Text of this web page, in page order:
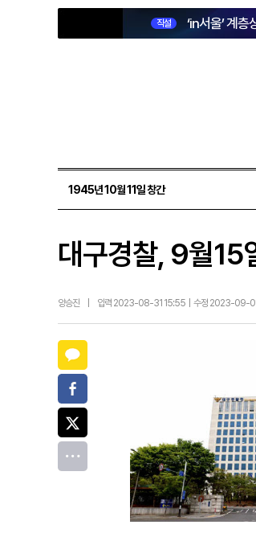
직설 ‘in서울’ 계
1945년 10월 11일 창간
대구경찰, 9월15
양승진 입력 2023-08-31 15:55 | 수정 2023-09-